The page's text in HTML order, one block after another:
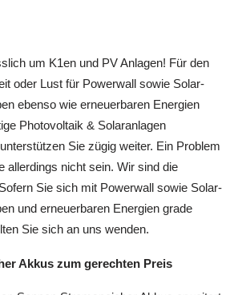
um K1en und PV Anlagen! Für den
oder Lust für Powerwall sowie Solar-
ebenso wie erneuerbaren Energien
Photovoltaik & Solaranlagen
Sie zügig weiter. Ein Problem
allerdings nicht sein. Wir sind die
Sie sich mit Powerwall sowie Solar-
und erneuerbaren Energien grade
Sie sich an uns wenden.
Akkus zum gerechten Preis